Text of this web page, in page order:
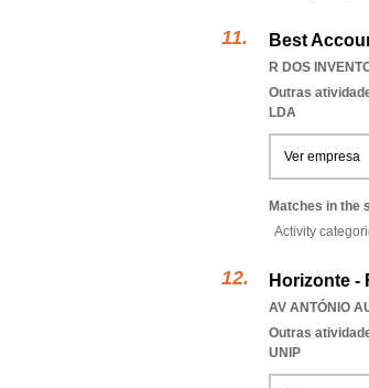
Best
R DOS
Outras
LDA
Ver empresa
Matches in the
Activity
Horizonte -
AV ANTÓNIO
Outras
UNIP